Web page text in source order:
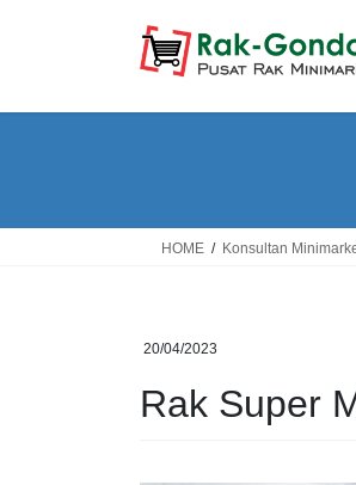
HOME Konsultan
20/04/2023
Rak Super